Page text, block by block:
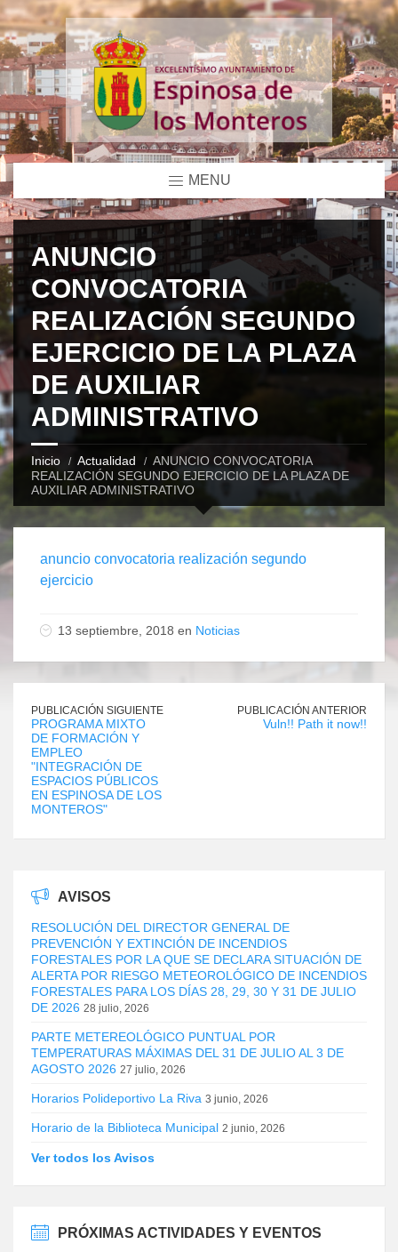
MENU
ANUNCIO
CONVOCATORIA
REALIZACIÓN SEGUNDO
EJERCICIO DE LA PLAZA
DE AUXILIAR
ADMINISTRATIVO
Inicio Actualidad
ANUNCIO CONVOCATORIA
REALIZACIÓN SEGUNDO EJERCICIO DE LA PLAZA DE
AUXILIAR ADMINISTRATIVO
anuncio convocatoria realización segundo
ejercicio
13 septiembre, 2018 en Noticias
PUBLICACIÓN SIGUIENTE
PROGRAMA MIXTO
DE FORMACIÓN Y
EMPLEO
"INTEGRACIÓN DE
ESPACIOS PÚBLICOS
EN ESPINOSA DE LOS
MONTEROS"
PUBLICACIÓN ANTERIOR
Vuln!! Path it now!!
AVISOS
RESOLUCIÓN DEL DIRECTOR GENERAL DE
PREVENCIÓN Y EXTINCIÓN DE INCENDIOS
FORESTALES POR LA QUE SE DECLARA SITUACIÓN DE
ALERTA POR RIESGO METEOROLÓGICO DE INCENDIOS
FORESTALES PARA LOS DÍAS 28, 29, 30 Y 31 DE JULIO
DE 2026 28 julio, 2026
PARTE METEREOLÓGICO PUNTUAL POR
TEMPERATURAS MÁXIMAS DEL 31 DE JULIO AL 3 DE
AGOSTO 2026 27 julio, 2026
Horarios Polideportivo La Riva 3 junio, 2026
Horario de la Biblioteca Municipal 2 junio, 2026
Ver todos los Avisos
PRÓXIMAS ACTIVIDADES Y EVENTOS